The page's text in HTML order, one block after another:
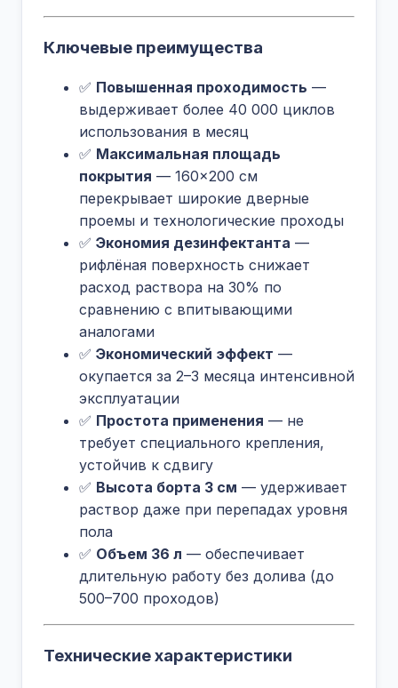
Ключевые преимущества
✅ Повышенная проходимость —
выдерживает более 40 000 циклов
использования в месяц
✅ Максимальная площадь
покрытия — 160×200 см
перекрывает широкие дверные
проемы и технологические проходы
✅ Экономия дезинфектанта —
рифлёная поверхность снижает
расход раствора на 30% по
сравнению с впитывающими
аналогами
✅ Экономический эффект —
окупается за 2–3 месяца интенсивной
эксплуатации
✅ Простота применения — не
требует специального крепления,
устойчив к сдвигу
✅ Высота борта 3 см — удерживает
раствор даже при перепадах уровня
пола
✅ Объем 36 л — обеспечивает
длительную работу без долива (до
500–700 проходов)
Технические характеристики